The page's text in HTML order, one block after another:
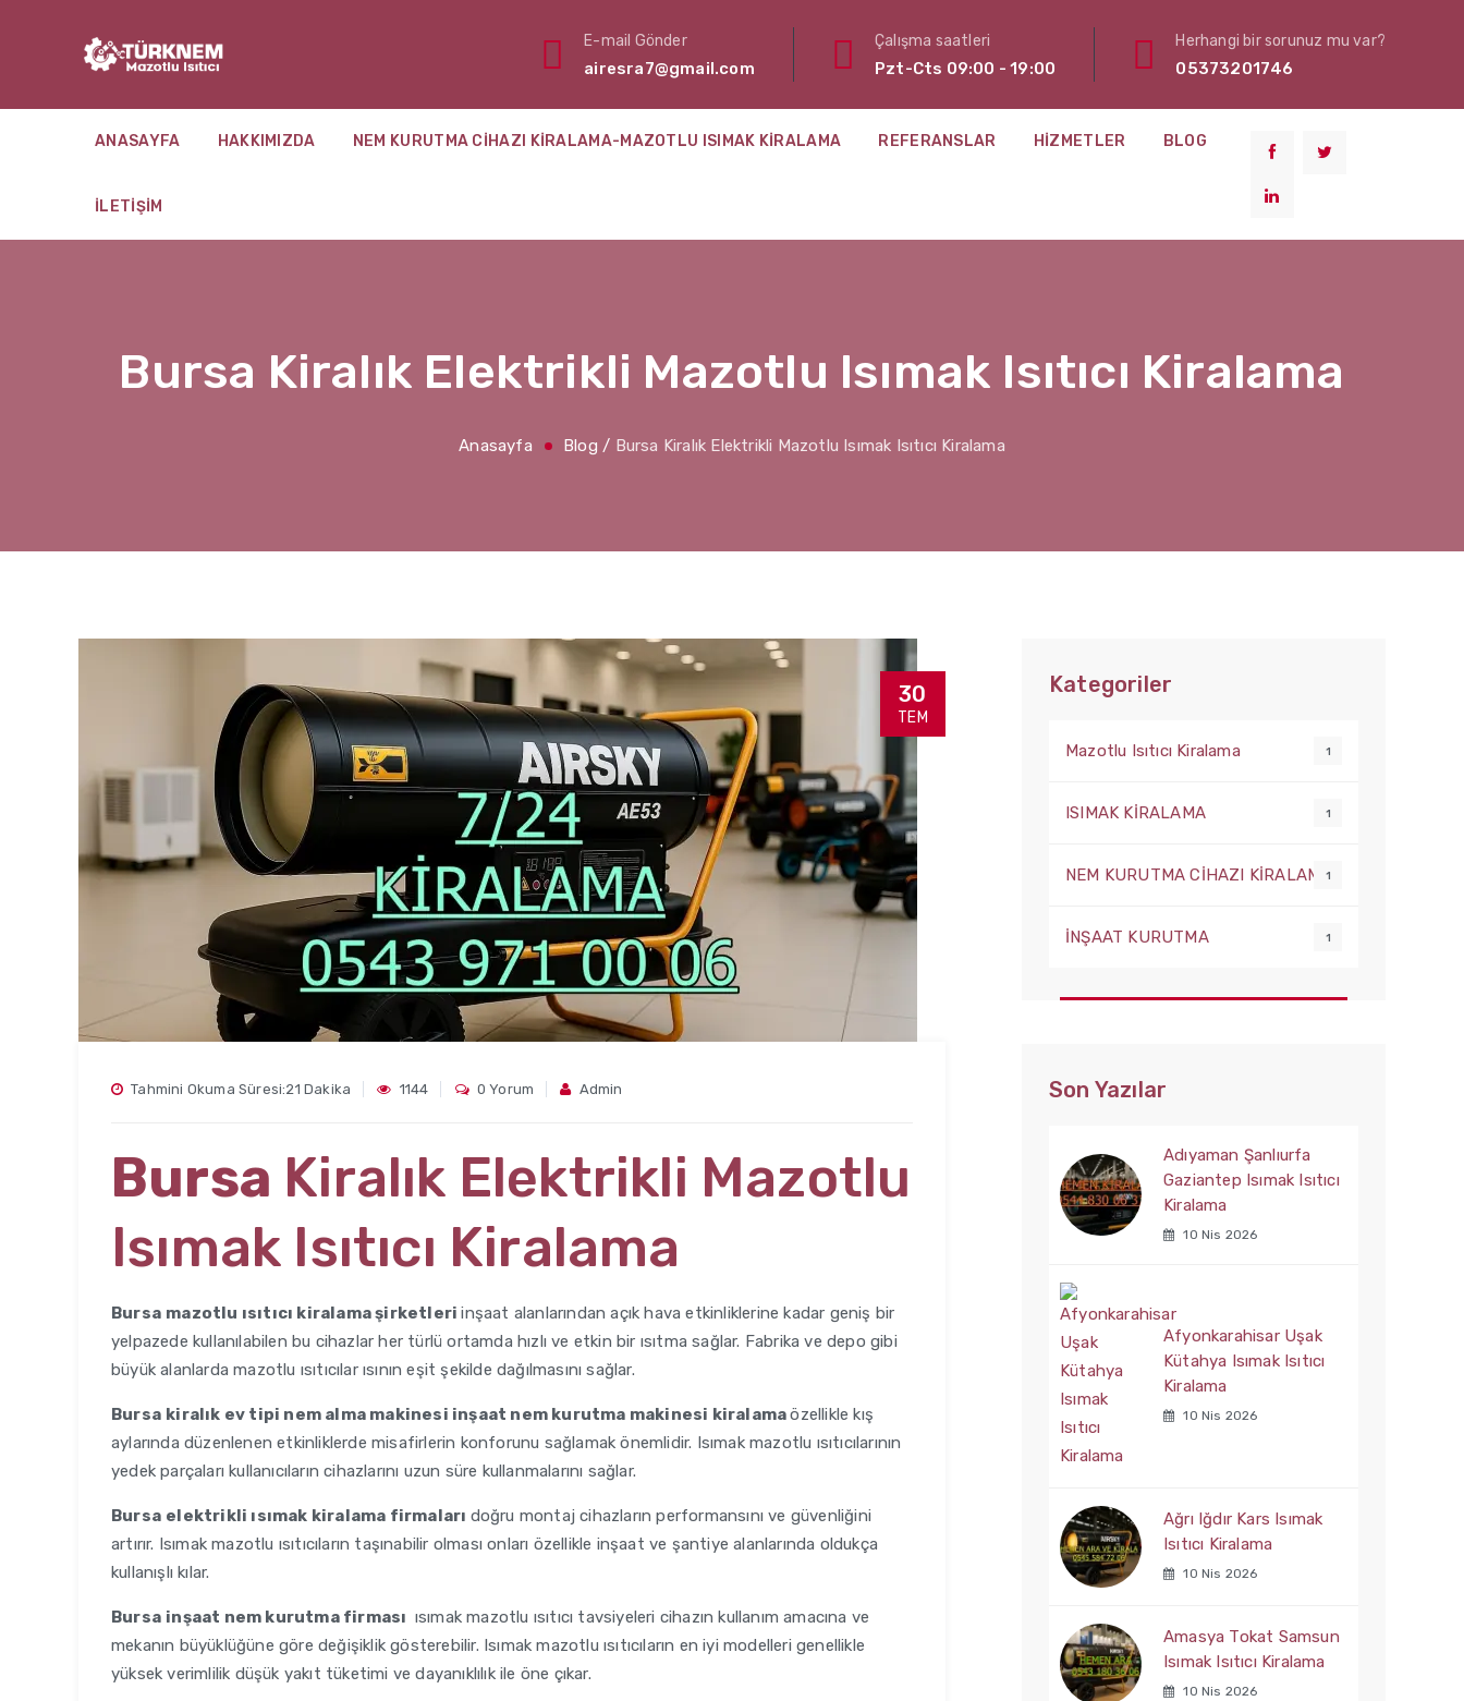
E-mail Gönder
airesra7@gmail.com
Çalışma saatleri
Pzt-Cts 09:00 - 19:00
Herhangi bir sorunuz mu var?
05373201746
ANASAYFA HAKKIMIZDA NEM KURUTMA CIHAZI KIRALAMA-MAZOTLU ISIMAK KIRALAMA REFERANSLAR HIZMETLER BLOG
İLETIŞIM
Bursa Kiralık Elektrikli Mazotlu Isımak Isıtıcı Kiralama
Anasayfa Blog / Bursa Kiralık Elektrikli Mazotlu Isımak Isıtıcı Kiralama
30
TEM
Tahmini Okuma Süresi:21 Dakika 1144 0 Yorum Admin
Bursa Kiralık Elektrikli Mazotlu
Isımak Isıtıcı Kiralama
Bursa mazotlu ısıtıcı kiralama şirketleriinşaat alanlarından açık hava etkinliklerine kadar geniş bir
yelpazede kullanılabilen bu cihazlar her türlü ortamda hızlı ve etkin bir ısıtma sağlar. Fabrika ve depo gibi
büyük alanlarda mazotlu ısıtıcılar ısının eşit şekilde dağılmasını sağlar.
Bursa kiralık ev tipi nem alma makinesi inşaat nem kurutma makinesi kiralamaözellikle kış
aylarında düzenlenen etkinliklerde misafirlerin konforunu sağlamak önemlidir. Isımak mazotlu ısıtıcılarının
yedek parçaları kullanıcıların cihazlarını uzun süre kullanmalarını sağlar.
Bursa elektrikli ısımak kiralama firmaları doğru montaj cihazların performansını ve güvenliğini
artırır. Isımak mazotlu ısıtıcıların taşınabilir olması onları özellikle inşaat ve şantiye alanlarında oldukça
kullanışlı kılar.
Bursa inşaat nem kurutma firması ısımak mazotlu ısıtıcı tavsiyeleri cihazın kullanım amacına ve
mekanın büyüklüğüne göre değişiklik gösterebilir. Isımak mazotlu ısıtıcıların en iyi modelleri genellikle
yüksek verimlilik düşük yakıt tüketimi ve dayanıklılık ile öne çıkar.
Kategoriler
Mazotlu Isıtıcı Kiralama 1
ISIMAK KİRALAMA 1
NEM KURUTMA CİHAZI KİRALAMA1
İNŞAAT KURUTMA 1
Son Yazılar
Adıyaman Şanlıurfa
Gaziantep Isımak Isıtıcı
Kiralama
10 Nis 2026
Afyonkarahisar Uşak
Kütahya Isımak Isıtıcı
Kiralama
10 Nis 2026
Ağrı Iğdır Kars Isımak
Isıtıcı Kiralama
10 Nis 2026
Amasya Tokat Samsun
Isımak Isıtıcı Kiralama
10 Nis 2026